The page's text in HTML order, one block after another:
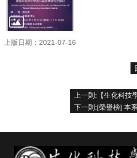
動
態
常
上版日期：2021-07-16